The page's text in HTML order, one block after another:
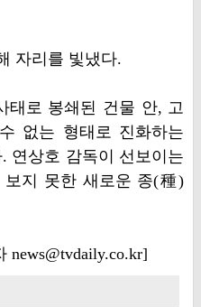
자리를 빛냈다.
태로 봉쇄된 건물 안, 고
없는 형태로 진화하는
연상호 감독이 선보이는
지 못한 새로운 종(種)
news@tvdaily.co.kr]